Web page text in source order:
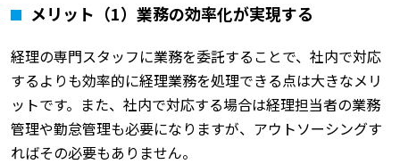
メリット（1）業務の効率化が実現する
経理の専門スタッフに業務を委託することで、社内で対応
するよりも効率的に経理業務を処理できる点は大きなメリ
ットです。また、社内で対応する場合は経理担当者の業務
管理や勤怠管理も必要になりますが、アウトソーシングす
ればその必要もありません。